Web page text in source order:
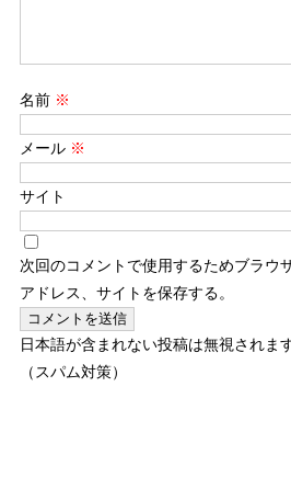
名前 ※
メール ※
サイト
次回のコメントで使用するためブラウ
アドレス、サイトを保存する。
日本語が含まれない投稿は無視されま
（スパム対策）